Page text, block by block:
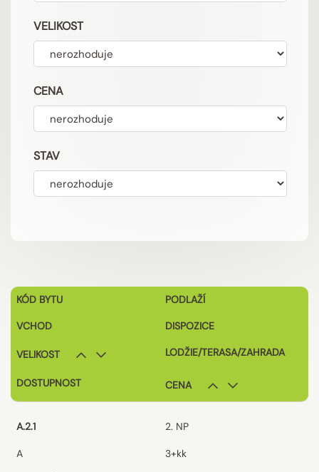
VELIKOST
CENA
STAV
KÓD BYTU PODLAŽÍ
VCHOD DISPOZICE
VELIKOST LODŽIE/TERASA/ZAHRADA
DOSTUPNOST CENA
A.2.1 2. NP
A 3+kk